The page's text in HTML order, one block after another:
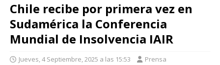
Chile recibe por primera vez en
Sudamérica la Conferencia
Mundial de Insolvencia IAIR
Jueves, 4 Septiembre, 2025 a las 15:53 Prensa